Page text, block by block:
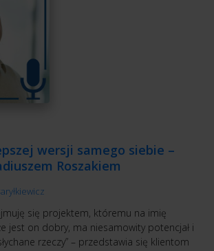
wersji samego siebie –
Roszakiem
się projektem, któremu na imię
jest on dobry, ma niesamowity potencjał i
rzeczy” – przedstawia się klientom